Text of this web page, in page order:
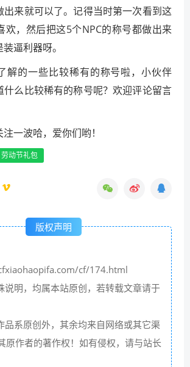
出来就可以了。记得当时第一次看到这
欢，然后把这5个NPC的称号都做出来
逼利器呀。
解的一些比较稀有的称号啦，小伙伴
什么比较稀有的称号呢？欢迎评论留言
一波哈，爱你们哟！
劳动节礼包
版权声明
cf/174.html
说明，均属本站原创，若转载文章请于
品系原创外，其余均来自网络或其它渠
原作者的著作权！如有侵权，请与站长